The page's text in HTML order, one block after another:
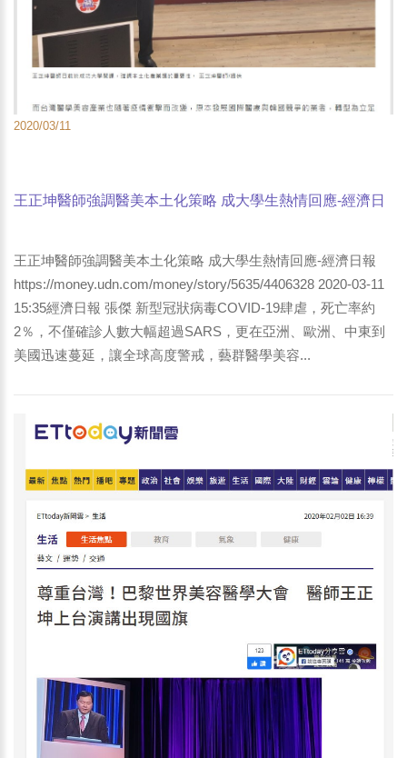
2020/03/11
王正坤醫師強調醫美本土化策略 成大學生熱情回應-經濟日
王正坤醫師強調醫美本土化策略 成大學生熱情回應-經濟日報
https://money.udn.com/money/story/5635/4406328 2020-03-11
15:35經濟日報 張傑 新型冠狀病毒COVID-19肆虐，死亡率約
2％，不僅確診人數大幅超過SARS，更在亞洲、歐洲、中東到
美國迅速蔓延，讓全球高度警戒，藝群醫學美容...